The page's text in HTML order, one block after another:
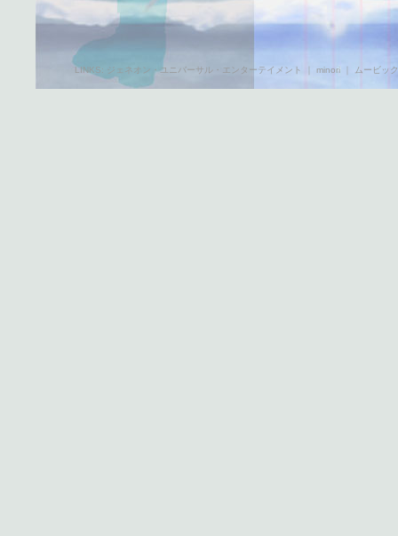
LINKS: ジェネオン・ユニバーサル・エンターテイメント minori ムービック